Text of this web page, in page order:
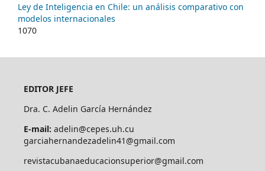
Ley de Inteligencia en Chile: un análisis comparativo con
modelos internacionales
1070
EDITOR JEFE
Dra. C. Adelin García Hernández
E-mail: adelin@cepes.uh.cu
garciahernandezadelin41@gmail.com
revistacubanaeducacionsuperior@gmail.com